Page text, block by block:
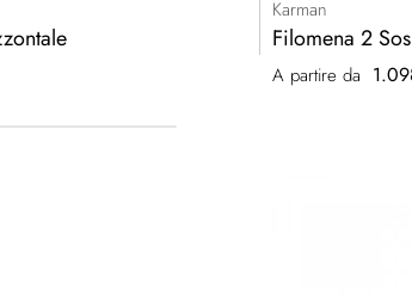
Karman
Filomena 2
A partire da